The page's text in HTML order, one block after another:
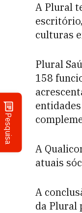
Pesquisa
A Plural
culturas
Plural
158
A
atuais
A
da Plural